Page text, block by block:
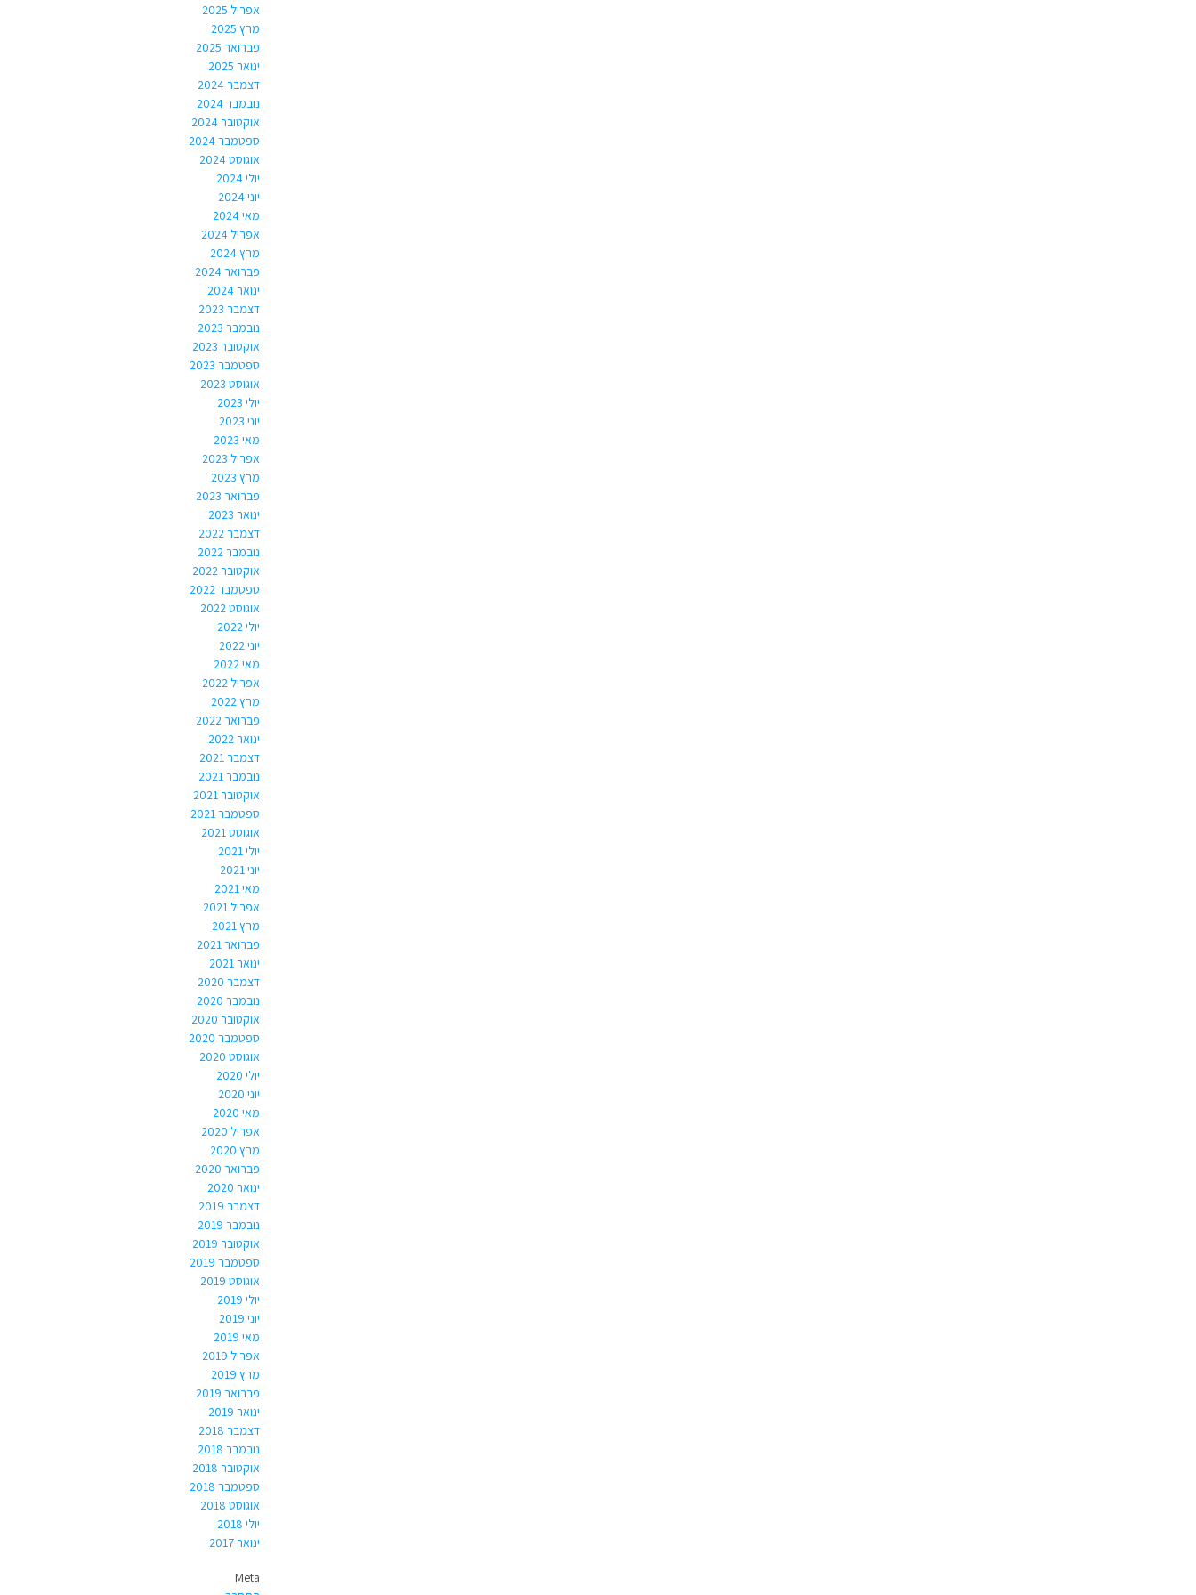
אפריל 2025
מרץ 2025
פברואר 2025
ינואר 2025
דצמבר 2024
נובמבר 2024
אוקטובר 2024
ספטמבר 2024
אוגוסט 2024
יולי 2024
יוני 2024
מאי 2024
אפריל 2024
מרץ 2024
פברואר 2024
ינואר 2024
דצמבר 2023
נובמבר 2023
אוקטובר 2023
ספטמבר 2023
אוגוסט 2023
יולי 2023
יוני 2023
מאי 2023
אפריל 2023
מרץ 2023
פברואר 2023
ינואר 2023
דצמבר 2022
נובמבר 2022
אוקטובר 2022
ספטמבר 2022
אוגוסט 2022
יולי 2022
יוני 2022
מאי 2022
אפריל 2022
מרץ 2022
פברואר 2022
ינואר 2022
דצמבר 2021
נובמבר 2021
אוקטובר 2021
ספטמבר 2021
אוגוסט 2021
יולי 2021
יוני 2021
מאי 2021
אפריל 2021
מרץ 2021
פברואר 2021
ינואר 2021
דצמבר 2020
נובמבר 2020
אוקטובר 2020
ספטמבר 2020
אוגוסט 2020
יולי 2020
יוני 2020
מאי 2020
אפריל 2020
מרץ 2020
פברואר 2020
ינואר 2020
דצמבר 2019
נובמבר 2019
אוקטובר 2019
ספטמבר 2019
אוגוסט 2019
יולי 2019
יוני 2019
מאי 2019
אפריל 2019
מרץ 2019
פברואר 2019
ינואר 2019
דצמבר 2018
נובמבר 2018
אוקטובר 2018
ספטמבר 2018
אוגוסט 2018
יולי 2018
ינואר 2017
Meta